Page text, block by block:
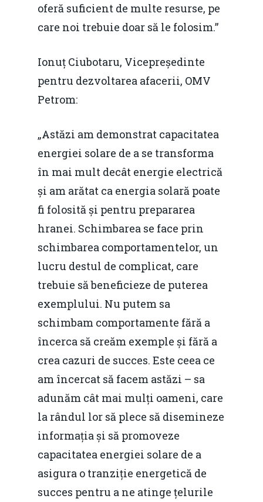
oferă suficient de multe resurse, pe
care noi trebuie doar să le folosim.”
Ionuț Ciubotaru, Vicepreședinte
pentru dezvoltarea afacerii, OMV
Petrom:
„Astăzi am demonstrat capacitatea
energiei solare de a se transforma
în mai mult decât energie electrică
și am arătat ca energia solară poate
fi folosită și pentru prepararea
hranei. Schimbarea se face prin
schimbarea comportamentelor, un
lucru destul de complicat, care
trebuie să beneficieze de puterea
exemplului. Nu putem sa
schimbam comportamente fără a
încerca să creăm exemple și fără a
crea cazuri de succes. Este ceea ce
am încercat să facem astăzi – sa
adunăm cât mai mulți oameni, care
la rândul lor să plece să disemineze
informația și să promoveze
capacitatea energiei solare de a
asigura o tranziție energetică de
succes pentru a ne atinge țelurile